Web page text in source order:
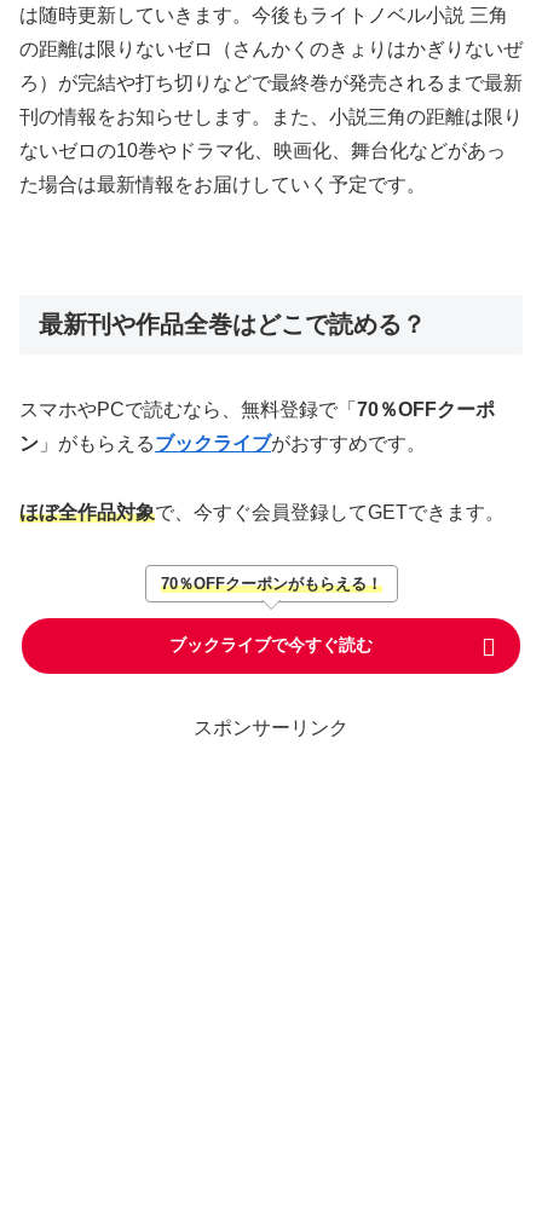
は随時更新していきます。今後もライトノベル小説 三角
の距離は限りないゼロ（さんかくのきょりはかぎりないぜ
ろ）が完結や打ち切りなどで最終巻が発売されるまで最新
刊の情報をお知らせします。また、小説三角の距離は限り
ないゼロの10巻やドラマ化、映画化、舞台化などがあっ
た場合は最新情報をお届けしていく予定です。
最新刊や作品全巻はどこで読める？
スマホやPCで読むなら、無料登録で「 70％OFFクーポ
ン 」がもらえるブックライブがおすすめです。
ほぼ全作品対象で、今すぐ会員登録してGETできます。
70％OFFクーポンがもらえる！
ブックライブで今すぐ読む
スポンサーリンク